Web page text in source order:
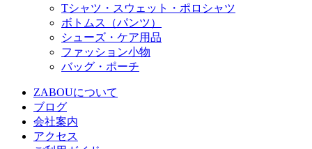
Tシャツ・スウェット・ポロシャツ
ボトムス（パンツ）
シューズ・ケア用品
ファッション小物
バッグ・ポーチ
ZABOUについて
ブログ
会社案内
アクセス